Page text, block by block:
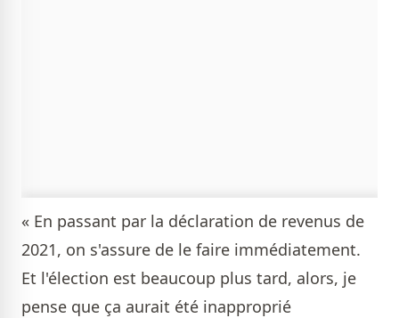
« En passant par la déclaration de revenus de
2021, on s'assure de le faire immédiatement.
Et l'élection est beaucoup plus tard, alors, je
pense que ça aurait été inapproprié